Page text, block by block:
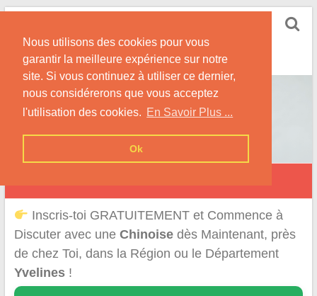
Nous utilisons des cookies pour vous
garantir la meilleure expérience sur notre
site. Si vous continuez à utiliser ce dernier,
nous considérerons que vous acceptez
l'utilisation des cookies. En Savoir Plus ...
Ok
Skip
content
Nos Conseils pour Rencontrer Une Femme
Originaire de Chine !
Inscris-toi GRATUITEMENT et Commence à
Discuter avec une Chinoisedès Maintenant, près
de chez Toi, dans la Région ou le Département
Yvelines!